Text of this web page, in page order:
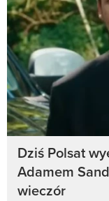
Dziś Polsat
Adamem
wieczór